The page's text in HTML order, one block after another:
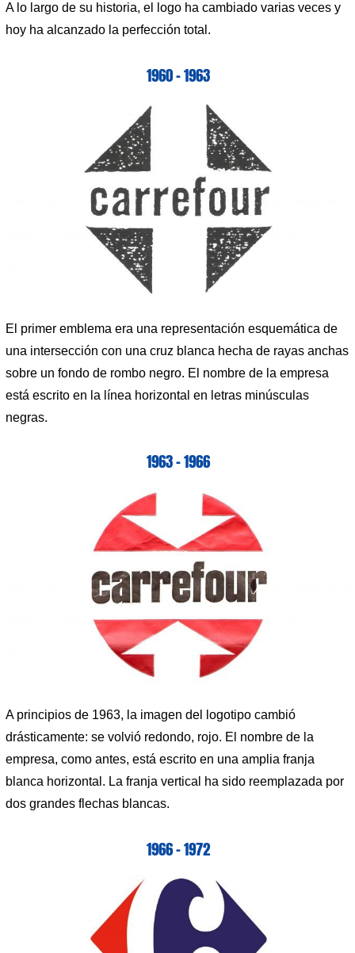
A lo largo de su historia, el logo ha cambiado varias veces y
hoy ha alcanzado la perfección total.
1960 – 1963
El primer emblema era una representación esquemática de
una intersección con una cruz blanca hecha de rayas anchas
sobre un fondo de rombo negro. El nombre de la empresa
está escrito en la línea horizontal en letras minúsculas
negras.
1963 – 1966
A principios de 1963, la imagen del logotipo cambió
drásticamente: se volvió redondo, rojo. El nombre de la
empresa, como antes, está escrito en una amplia franja
blanca horizontal. La franja vertical ha sido reemplazada por
dos grandes flechas blancas.
1966 – 1972